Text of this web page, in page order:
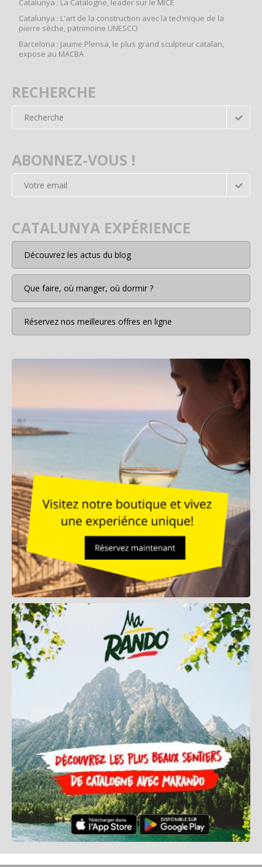
Catalunya : La Catalogne, leader sur le MICE
Catalunya : L'art de la construction avec la technique de la
pierre sèche, patrimoine UNESCO
Barcelona : Jaume Plensa, le plus grand sculpteur catalan,
expose au MACBA
RECHERCHE
ABONNEZ-VOUS !
CATALUNYA EXPÉRIENCE
Découvrez les actus du blog
Que faire, où manger, où dormir ?
Réservez nos meilleures offres en ligne